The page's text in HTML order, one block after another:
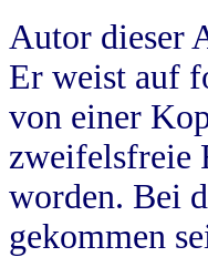
Autor dieser
Er weist auf
von einer
zweifelsfreie
worden. Bei
gekommen